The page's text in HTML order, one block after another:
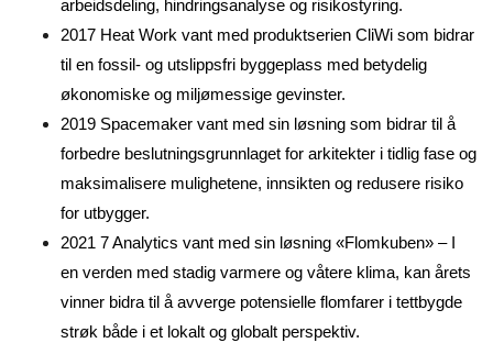
arbeidsdeling, hindringsanalyse og risikostyring.
2017 Heat Work vant med produktserien CliWi som bidrar
til en fossil- og utslippsfri byggeplass med betydelig
økonomiske og miljømessige gevinster.
2019 Spacemaker vant med sin løsning som bidrar til å
forbedre beslutningsgrunnlaget for arkitekter i tidlig fase og
maksimalisere mulighetene, innsikten og redusere risiko
for utbygger.
2021 7 Analytics vant med sin løsning «Flomkuben» – I
en verden med stadig varmere og våtere klima, kan årets
vinner bidra til å avverge potensielle flomfarer i tettbygde
strøk både i et lokalt og globalt perspektiv.